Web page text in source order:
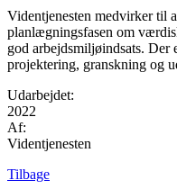
Videntjenesten medvirker til
planlægningsfasen om
god arbejdsmiljøindsats. Der
projektering, granskning og
Udarbejdet:
2022
Af:
Videntjenesten
Tilbage